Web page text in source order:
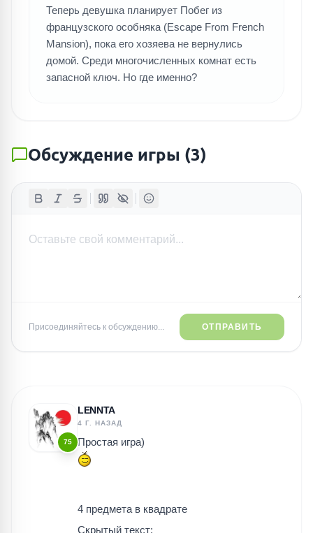
Теперь девушка планирует Побег из
французского особняка (Escape From French
Mansion), пока его хозяева не вернулись
домой. Среди многочисленных комнат есть
запасной ключ. Но где именно?
Обсуждение игры (3)
Присоединяйтесь к обсуждению... ОТПРАВИТЬ
75
LENNTA
4 Г. НАЗАД
Простая игра)
4 предмета в квадрате
Скрытый текст: